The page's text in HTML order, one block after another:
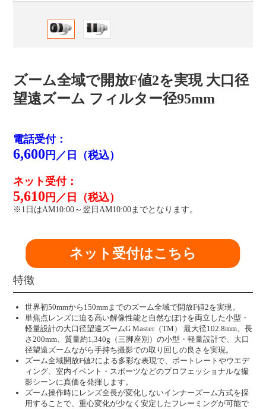
ズーム全域で開放F値2を実現 大口径
望遠ズーム フィルター径95mm
電話受付：
6,600 円／日（税込）
ネット受付：
5,610 円／日（税込）
※1日はAM10:00～翌日AM10:00までとなります。
ネット受付はこちら
特徴
世界初50mmから 150mmまでのズーム全域で開放F値2を実現。
単焦点レンズに迫る高い解像性能と自然なぼけを両立した小型・
軽量設計の大口径望遠ズームG Master（TM ） 最大径102.8mm、長
さ200mm、質量約1,340g （三脚座別）の小型・軽量設計で、大口
径望遠ズームながら手持ち撮影での取り回しの良さを実現。
ズーム全域開放F値2による多彩な表現で、ポートレートやウエデ
ィング、室内イベント・スポーツなどのプロフェッショナルな撮
影シーンに真価を発揮します。
ズーム操作時にレンズ全長が変化しないインナーズーム方式を採
用することで、重心変化が少なく安定したフレーミングが可能で